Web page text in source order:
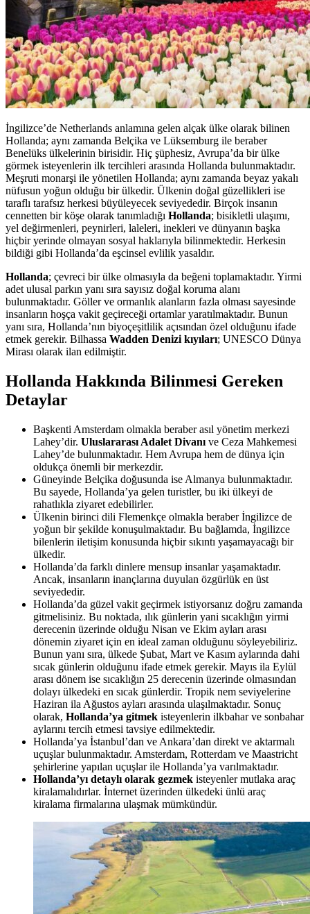
İngilizce’de Netherlands anlamına gelen alçak ülke olarak bilinen
Hollanda; aynı zamanda Belçika ve Lüksemburg ile beraber
Benelüks ülkelerinin birisidir. Hiç şüphesiz, Avrupa’da bir ülke
görmek isteyenlerin ilk tercihleri arasında Hollanda bulunmaktadır.
Meşruti monarşi ile yönetilen Hollanda; aynı zamanda beyaz yakalı
nüfusun yoğun olduğu bir ülkedir. Ülkenin doğal güzellikleri ise
taraflı tarafsız herkesi büyüleyecek seviyededir. Birçok insanın
cennetten bir köşe olarak tanımladığı Hollanda; bisikletli ulaşımı,
yel değirmenleri, peynirleri, laleleri, inekleri ve dünyanın başka
hiçbir yerinde olmayan sosyal haklarıyla bilinmektedir. Herkesin
bildiği gibi Hollanda’da eşcinsel evlilik yasaldır.
Hollanda; çevreci bir ülke olmasıyla da beğeni toplamaktadır. Yirmi
adet ulusal parkın yanı sıra sayısız doğal koruma alanı
bulunmaktadır. Göller ve ormanlık alanların fazla olması sayesinde
insanların hoşça vakit geçireceği ortamlar yaratılmaktadır. Bunun
yanı sıra, Hollanda’nın biyoçeşitlilik açısından özel olduğunu ifade
etmek gerekir. Bilhassa Wadden Denizi kıyıları; UNESCO Dünya
Mirası olarak ilan edilmiştir.
Hollanda Hakkında Bilinmesi Gereken
Detaylar
Başkenti Amsterdam olmakla beraber asıl yönetim merkezi
Lahey’dir. Uluslararası Adalet Divanı ve Ceza Mahkemesi
Lahey’de bulunmaktadır. Hem Avrupa hem de dünya için
oldukça önemli bir merkezdir.
Güneyinde Belçika doğusunda ise Almanya bulunmaktadır.
Bu sayede, Hollanda’ya gelen turistler, bu iki ülkeyi de
rahatlıkla ziyaret edebilirler.
Ülkenin birinci dili Flemenkçe olmakla beraber İngilizce de
yoğun bir şekilde konuşulmaktadır. Bu bağlamda, İngilizce
bilenlerin iletişim konusunda hiçbir sıkıntı yaşamayacağı bir
ülkedir.
Hollanda’da farklı dinlere mensup insanlar yaşamaktadır.
Ancak, insanların inançlarına duyulan özgürlük en üst
seviyededir.
Hollanda’da güzel vakit geçirmek istiyorsanız doğru zamanda
gitmelisiniz. Bu noktada, ılık günlerin yani sıcaklığın yirmi
derecenin üzerinde olduğu Nisan ve Ekim ayları arası
dönemin ziyaret için en ideal zaman olduğunu söyleyebiliriz.
Bunun yanı sıra, ülkede Şubat, Mart ve Kasım aylarında dahi
sıcak günlerin olduğunu ifade etmek gerekir. Mayıs ila Eylül
arası dönem ise sıcaklığın 25 derecenin üzerinde olmasından
dolayı ülkedeki en sıcak günlerdir. Tropik nem seviyelerine
Haziran ila Ağustos ayları arasında ulaşılmaktadır. Sonuç
olarak, Hollanda’ya gitmek isteyenlerin ilkbahar ve sonbahar
aylarını tercih etmesi tavsiye edilmektedir.
Hollanda’ya İstanbul’dan ve Ankara’dan direkt ve aktarmalı
uçuşlar bulunmaktadır. Amsterdam, Rotterdam ve Maastricht
şehirlerine yapılan uçuşlar ile Hollanda’ya varılmaktadır.
Hollanda’yı detaylı olarak gezmek isteyenler mutlaka araç
kiralamalıdırlar. İnternet üzerinden ülkedeki ünlü araç
kiralama firmalarına ulaşmak mümkündür.